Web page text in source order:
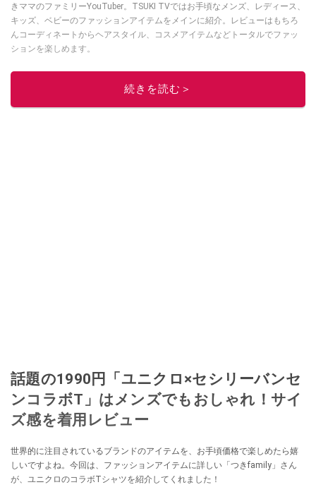
きママのファミリーYouTuber。TSUKI TVではお手頃なメンズ、レディース、
キッズ、ベビーのファッションアイテムをメインに紹介。レビューはもちろ
んコーディネートからヘアスタイル、コスメアイテムなどトータルでファッ
ションを楽しめます。
このイチオシストの他の記事を読む
続きを読む＞
話題の1990円「ユニクロ×セシリーバンセ
ンコラボT」はメンズでもおしゃれ！サイ
ズ感を着用レビュー
世界的に注目されているブランドのアイテムを、お手頃価格で楽しめたら嬉
しいですよね。今回は、ファッションアイテムに詳しい「つきfamily」さん
が、ユニクロのコラボTシャツを紹介してくれました！